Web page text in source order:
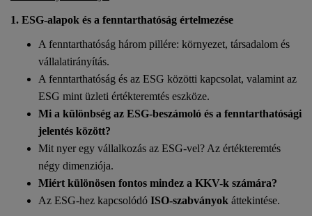
1. ESG-alapok és a fenntarthatóság értelmezése
A fenntarthatóság három pillére: környezet, társadalom és
vállalatirányítás.
A fenntarthatóság és az ESG közötti kapcsolat, valamint az
ESG mint üzleti értékteremtés eszköze.
Mi a különbség az ESG-beszámoló és a fenntarthatósági
jelentés között?
Mit nyer egy vállalkozás az ESG-vel? Az értékteremtés
négy dimenziója.
Miért különösen fontos mindez a KKV-k számára?
Az ESG-hez kapcsolódó ISO-szabványok áttekintése.